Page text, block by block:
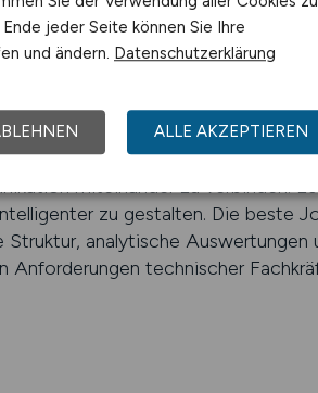
informieren sich
ist, verliert Reichweite und
Ladezeiten und intuitive
Fachkräfte zwischen mehreren
miteinander zu verbinden.
zu gestalten. Die beste
analytische
Anforderungen technischer
jeder Seite können Sie Ihre
und ändern. Datenschutzerklärung
ALLE AKZEPTIEREN